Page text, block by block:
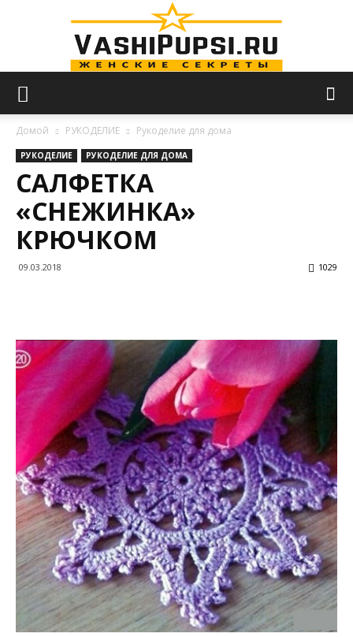
Домой РУКОДЕЛИЕ Рукоделие для дома
РУКОДЕЛИЕ РУКОДЕЛИЕ ДЛЯ ДОМА
САЛФЕТКА
«СНЕЖИНКА»
КРЮЧКОМ
09.03.2018 1029